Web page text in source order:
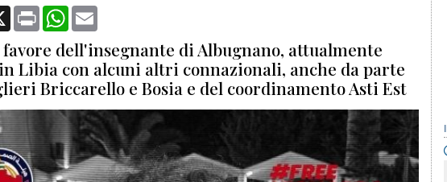
X Print WhatsApp
dell'insegnante di Albugnano, attualmente
Libia con alcuni altri connazionali, anche da parte
Briccarello e Bosia e del coordinamento Asti Est